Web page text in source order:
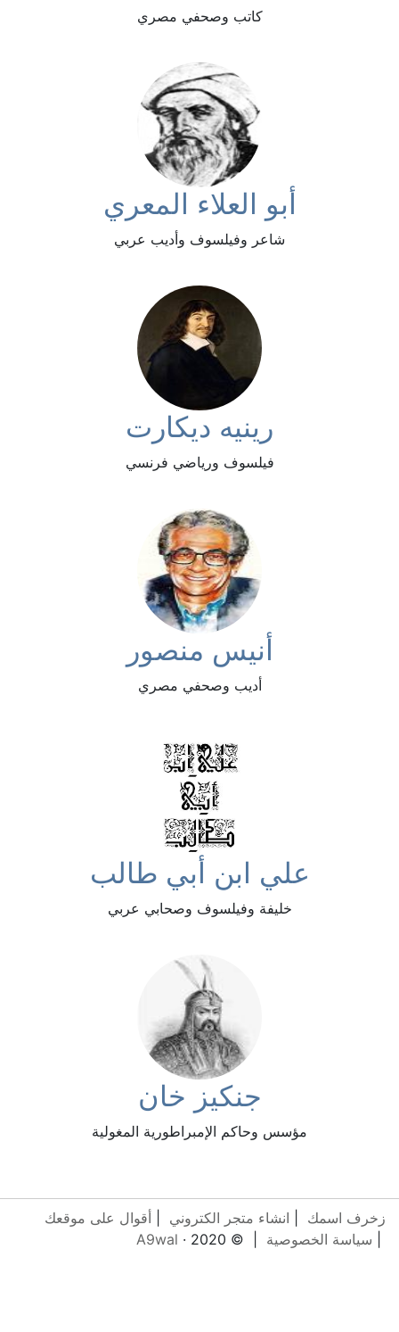
كاتب وصحفي مصري
أبو العلاء المعري
شاعر وفيلسوف وأديب عربي
رينيه ديكارت
فيلسوف ورياضي فرنسي
أنيس منصور
أديب وصحفي مصري
علي ابن أبي طالب
خليفة وفيلسوف وصحابي عربي
جنكيز خان
مؤسس وحاكم الإمبراطورية المغولية
زخرف اسمك انشاء متجر الكتروني
أقوال على موقعك
سياسة الخصوصية | © 2020 ·
A9wal